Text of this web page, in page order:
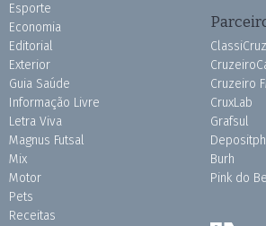
Esporte
Economia
Editorial
Exterior
Guia Saúde
Informação Livre
Letra Viva
Magnus Futsal
Mix
Motor
Pets
Receitas
Cruzeiro
CruxLab
Grafsul
Burh
Pink do